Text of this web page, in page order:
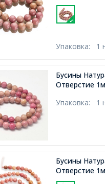
Упаковка: 1
Бусины
Отверстие
Упаковка: 1
Бусины
Отверстие